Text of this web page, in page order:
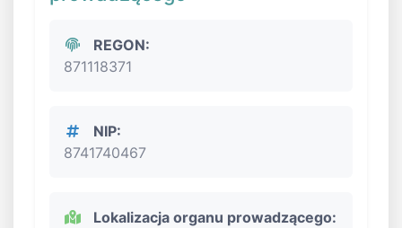
REGON:
871118371
NIP:
8741740467
Lokalizacja organu prowadzącego: